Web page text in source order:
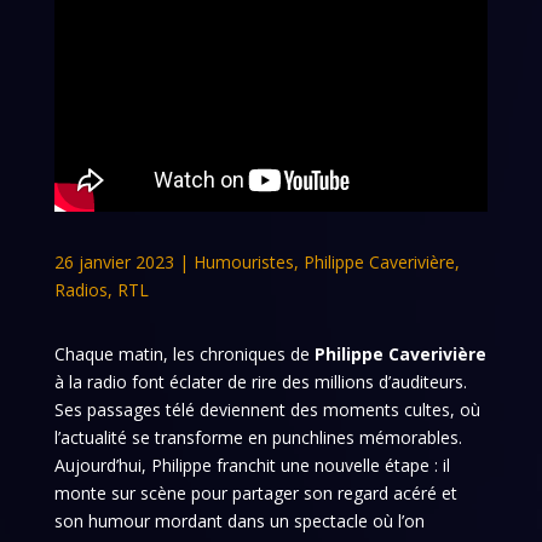
26 janvier 2023 | Humouristes, Philippe Caverivière,
Radios, RTL
Chaque matin, les chroniques de Philippe Caverivière
à la radio font éclater de rire des millions d’auditeurs.
Ses passages télé deviennent des moments cultes, où
l’actualité se transforme en punchlines mémorables.
Aujourd’hui, Philippe franchit une nouvelle étape : il
monte sur scène pour partager son regard acéré et
son humour mordant dans un spectacle où l’on